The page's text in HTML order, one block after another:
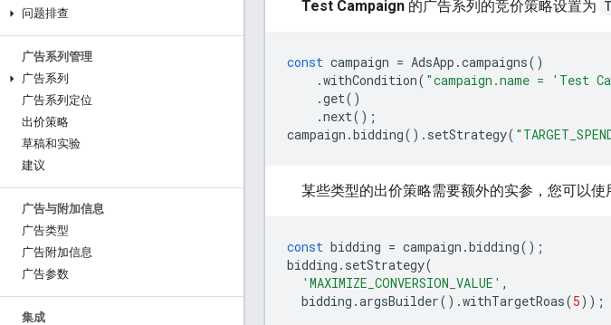
问题排查
广告系列管理
广告系列
广告系列定位
出价策略
草稿和实验
建议
广告与附加信息
广告类型
广告附加信息
广告参数
集成
Test Campaign 的广告系列的竞价策略设置为
const campaign = AdsApp .campaigns()
.withCondition( "campaign.name = 'Test
.get()
.next();
campaign .bidding(). setStrategy(
某些类型的出价策略需要额外的实参，您可以使
const bidding = campaign .bidding();
bidding . setStrategy(
'MAXIMIZE_CONVERSION_VALUE' ,
bidding .argsBuilder().withTargetRoas(5));